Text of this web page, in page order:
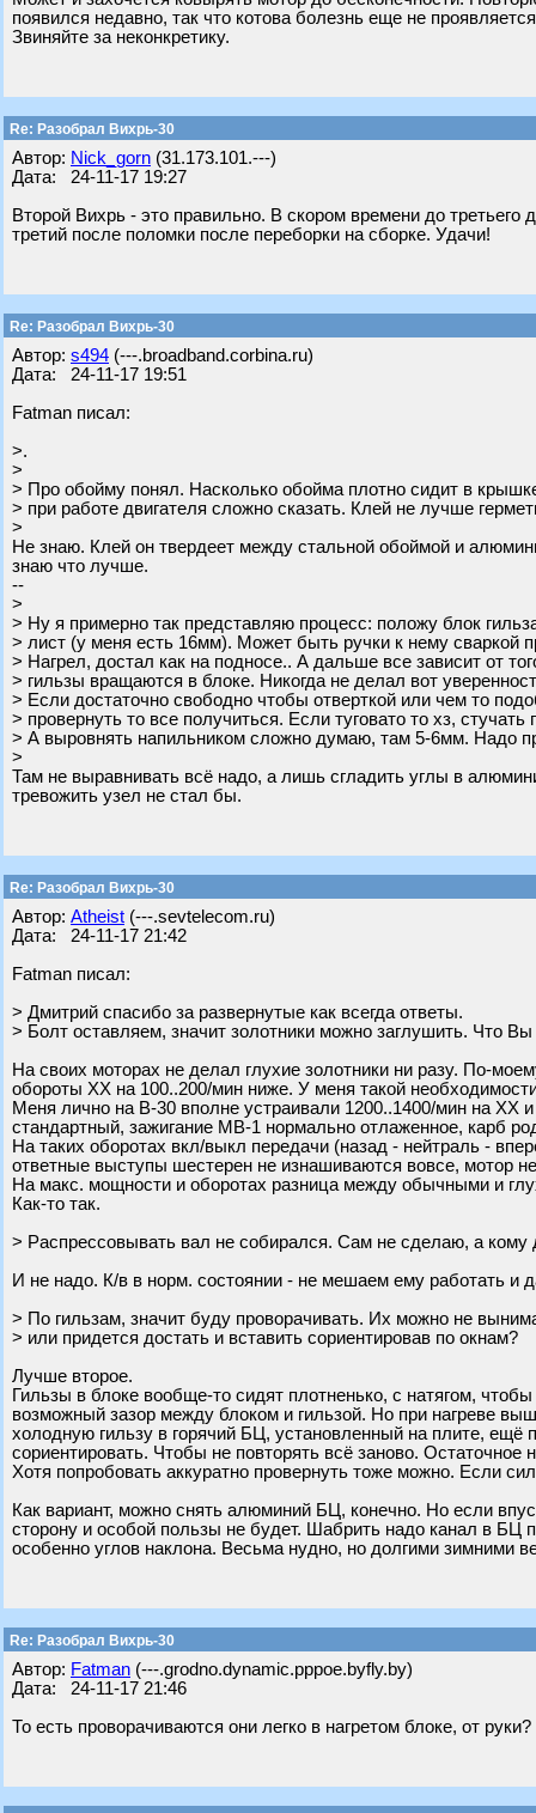
появился недавно, так что котова болезнь еще не
Звиняйте за неконкретику.
Re: Разобрал Вихрь-30
Автор: Nick_gorn (31.173.101.---)
Дата: 24-11-17 19:27
Второй Вихрь - это правильно. В скором времени до
третий после поломки после переборки на сборке. Удачи!
Re: Разобрал Вихрь-30
Автор: s494 (---.broadband.corbina.ru)
Дата: 24-11-17 19:51
Fatman писал:
>.
>
> Про обойму понял. Насколько обойма плотно сидит в крышке
> при работе двигателя сложно сказать. Клей не лучше
>
Не знаю. Клей он твердеет между стальной обоймой и
знаю что лучше.
--
>
> Ну я примерно так представляю процесс: положу блок
> лист (у меня есть 16мм). Может быть ручки к нему сваркой
> Нагрел, достал как на подносе.. А дальше все зависит от
> гильзы вращаются в блоке. Никогда не делал вот
> Если достаточно свободно чтобы отверткой или чем то
> провернуть то все получиться. Если туговато то хз, стучать
> А выровнять напильником сложно думаю, там 5-6мм. Надо
>
Там не выравнивать всё надо, а лишь сгладить углы в
тревожить узел не стал бы.
Re: Разобрал Вихрь-30
Автор: Atheist (---.sevtelecom.ru)
Дата: 24-11-17 21:42
Fatman писал:
> Дмитрий спасибо за развернутые как всегда ответы.
> Болт оставляем, значит золотники можно заглушить. Что
На своих моторах не делал глухие золотники ни разу. По-
обороты ХХ на 100..200/мин ниже. У меня такой
Меня лично на В-30 вполне устраивали 1200..1400/мин на ХХ
стандартный, зажигание МВ-1 нормально отлаженное, карб
На таких оборотах вкл/выкл передачи (назад - нейтраль -
ответные выступы шестерен не изнашиваются вовсе, мотор
На макс. мощности и оборотах разница между обычными и
Как-то так.
> Распрессовывать вал не собирался. Сам не сделаю, а кому
И не надо. К/в в норм. состоянии - не мешаем ему работать и
> По гильзам, значит буду проворачивать. Их можно не
> или придется достать и вставить сориентировав по окнам?
Лучше второе.
Гильзы в блоке вообще-то сидят плотненько, с натягом,
возможный зазор между блоком и гильзой. Но при нагреве
холодную гильзу в горячий БЦ, установленный на плите,
сориентировать. Чтобы не повторять всё заново.
Хотя попробовать аккуратно провернуть тоже можно. Если
Как вариант, можно снять алюминий БЦ, конечно. Но если
сторону и особой пользы не будет. Шабрить надо канал в БЦ
особенно углов наклона. Весьма нудно, но долгими зимними
Re: Разобрал Вихрь-30
Автор: Fatman (---.grodno.dynamic.pppoe.byfly.by)
Дата: 24-11-17 21:46
То есть проворачиваются они легко в нагретом блоке, от руки?